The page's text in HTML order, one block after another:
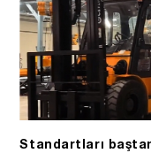
Standartları